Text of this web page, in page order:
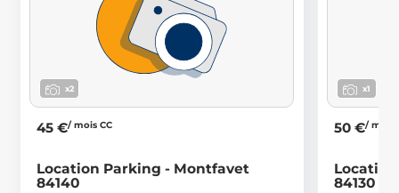
x2
45 €/ mois CC
Location Parking - Montfavet
84140
x1
50 €/ mois
84130